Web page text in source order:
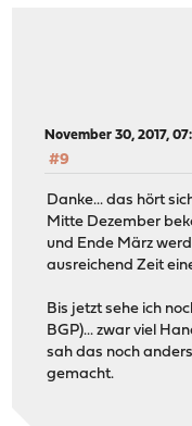
November 30, 2017,
#9
Danke... das hört
Mitte Dezember
und Ende März
ausreichend Zeit
Bis jetzt sehe ich
BGP)... zwar viel
sah das noch
gemacht.